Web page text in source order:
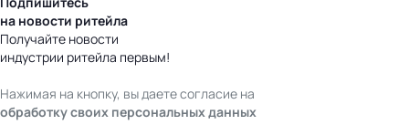
на новости ритейла
Получайте новости
индустрии ритейла первым!
Нажимая на кнопку, вы даете согласие на
обработку своих персональных данных